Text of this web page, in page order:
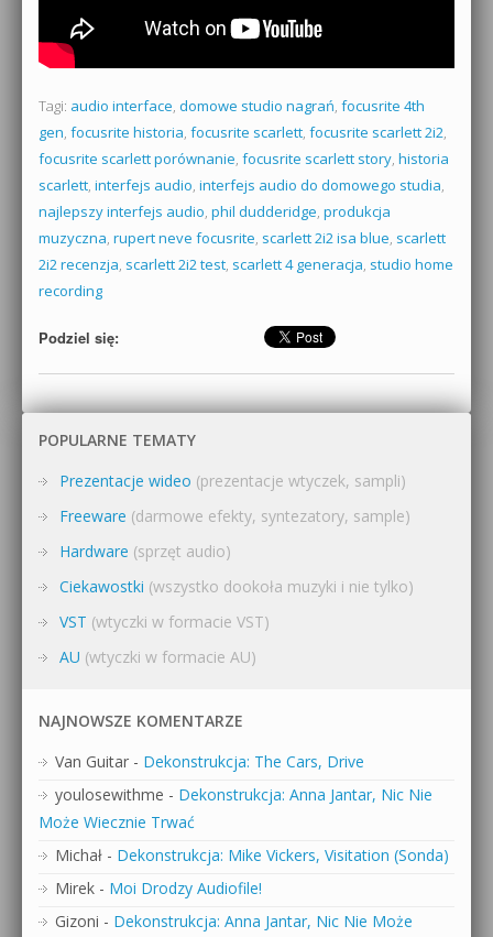
Tagi: audio interface, domowe studio nagrań, focusrite 4th
gen, focusrite historia, focusrite scarlett, focusrite scarlett 2i2,
focusrite scarlett porównanie, focusrite scarlett story, historia
scarlett, interfejs audio, interfejs audio do domowego studia,
najlepszy interfejs audio, phil dudderidge, produkcja
muzyczna, rupert neve focusrite, scarlett 2i2 isa blue, scarlett
2i2 recenzja, scarlett 2i2 test, scarlett 4 generacja, studio home
recording
Podziel się:
POPULARNE TEMATY
Prezentacje wideo (prezentacje wtyczek, sampli)
Freeware (darmowe efekty, syntezatory, sample)
Hardware (sprzęt audio)
Ciekawostki (wszystko dookoła muzyki i nie tylko)
VST (wtyczki w formacie VST)
AU (wtyczki w formacie AU)
NAJNOWSZE KOMENTARZE
Van Guitar - Dekonstrukcja: The Cars, Drive
youlosewithme - Dekonstrukcja: Anna Jantar, Nic Nie
Może Wiecznie Trwać
Michał - Dekonstrukcja: Mike Vickers, Visitation (Sonda)
Mirek - Moi Drodzy Audiofile!
Gizoni - Dekonstrukcja: Anna Jantar, Nic Nie Może